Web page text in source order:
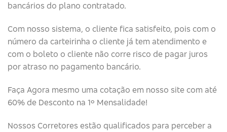
bancários do plano contratado.
Com nosso sistema, o cliente fica satisfeito, pois com o
número da carteirinha o cliente já tem atendimento e
com o boleto o cliente não corre risco de pagar juros
por atraso no pagamento bancário.
Faça Agora mesmo uma cotação em nosso site com até
60% de Desconto na 1º Mensalidade!
Nossos Corretores estão qualificados para perceber a